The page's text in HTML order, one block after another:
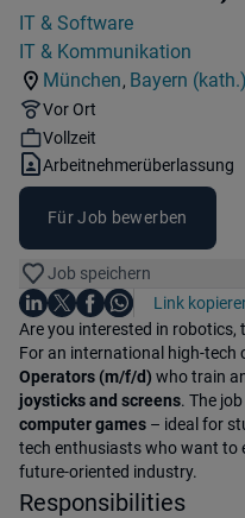
Jobdetails
Kategorie:
IT & Software
Industry:
IT & Kommunikation
Standorte:
München,
Region:
Bayern (kath.)
Remote Option:
Vor Ort
Workhours:
Vollzeit
Vertragsart:
Arbeitnehmerüberlassung
Für Job bewerben
Job speichern
Teile diesen Job
Auf LinkedIn teilen
Auf X teilen
Auf Facebook teilen
Auf WhatsApp
Link
Einleitung
Are you interested in robotics,
For an international high-tech
Operators (m/f/d) who train
joysticks and screens. The
computer games – ideal for
tech enthusiasts who want to
future-oriented industry.
Responsibilities